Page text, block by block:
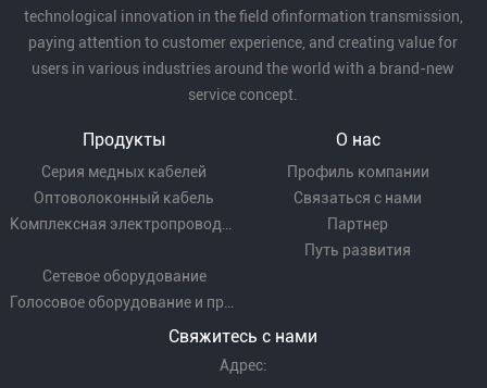
technological innovation in the field ofinformation transmission,
paying attention to customer experience, and creating value for
users in various industries around the world with a brand-new
service concept.
Продукты
Серия медных кабелей
Оптоволоконный кабель
Сетевое оборудование
О нас
Профиль компании
Связаться с нами
Партнер
Путь развития
Свяжитесь с нами
Адрес: